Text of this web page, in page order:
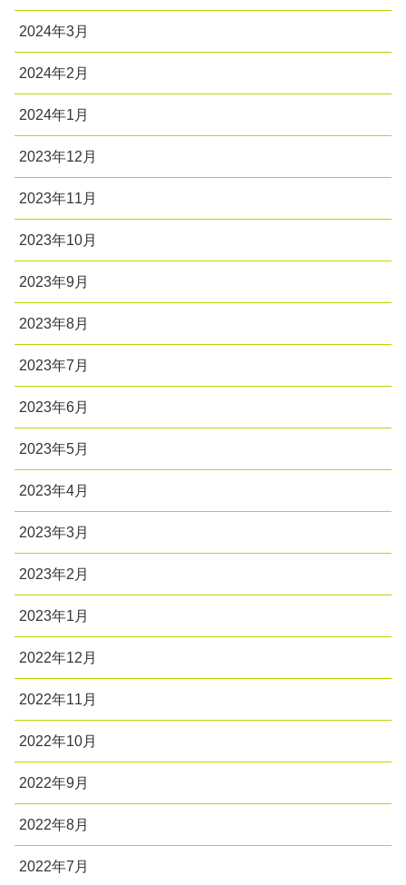
2024年3月
2024年2月
2024年1月
2023年12月
2023年11月
2023年10月
2023年9月
2023年8月
2023年7月
2023年6月
2023年5月
2023年4月
2023年3月
2023年2月
2023年1月
2022年12月
2022年11月
2022年10月
2022年9月
2022年8月
2022年7月